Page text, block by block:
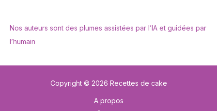
Nos auteurs sont des plumes assistées par l’IA et guidées par
l’humain
Copyright © 2026 Recettes de cake
A propos